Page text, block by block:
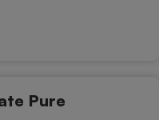
Pure